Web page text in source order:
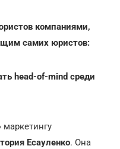
компаниями,
самих юристов:
head-of-mind среди
Есауленко. Она